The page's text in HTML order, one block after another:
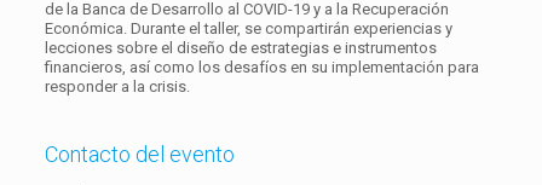
de la Banca de Desarrollo al COVID-19 y a la Recuperación
Económica. Durante el taller, se compartirán experiencias y
lecciones sobre el diseño de estrategias e instrumentos
financieros, así como los desafíos en su implementación para
responder a la crisis.
Contacto del evento